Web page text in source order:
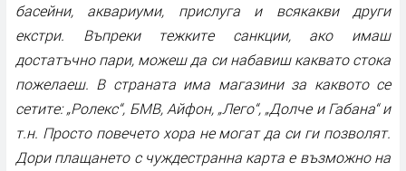
басейни, аквариуми, прислуга и всякакви други
екстри. Въпреки тежките санкции, ако имаш
достатъчно пари, можеш да си набавиш каквато стока
пожелаеш. В страната има магазини за каквото се
сетите: „Ролекс“, БМВ, Айфон, „Лего“, „Долче и Габана“ и
т.н. Просто повечето хора не могат да си ги позволят.
Дори плащането с чуждестранна карта е възможно на